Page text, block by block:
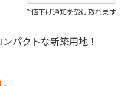
↑値下げ通知を受け取れます
パクトな新築用地！